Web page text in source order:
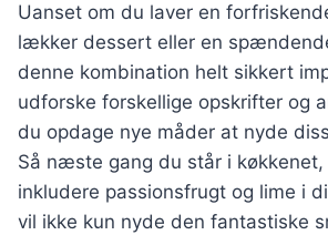
Uanset om du laver en
lækker dessert eller en
denne kombination helt sikkert
udforske forskellige opskrifter og
du opdage nye måder at nyde
Så næste gang du står i
inkludere passionsfrugt og lime i
vil ikke kun nyde den fantastiske